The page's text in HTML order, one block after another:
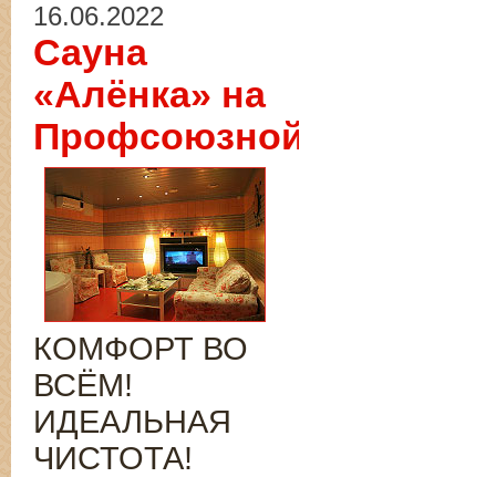
16.06.2022
Сауна
«Алёнка» на
Профсоюзной
КОМФОРТ ВО
ВСЁМ!
ИДЕАЛЬНАЯ
ЧИСТОТА!